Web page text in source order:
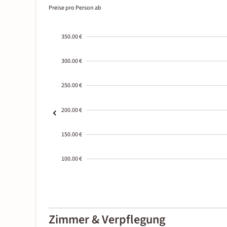
Preise pro Person ab
350.00 €
300.00 €
250.00 €
200.00 €
150.00 €
100.00 €
01-02
Zimmer & Verpflegung